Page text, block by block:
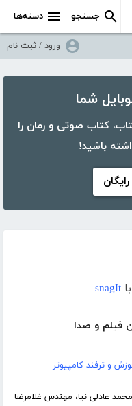
دسته‌ها جستجو
ورود / ثبت نام
کتابراه، بیش از ۵۰،۰۰۰ کتاب، کتاب صوتی و رمان را
باشید!
snagIt
فیلم و صدا
و ترفند کامپیوتر
عادلی نیا، مهندس غلامرضا